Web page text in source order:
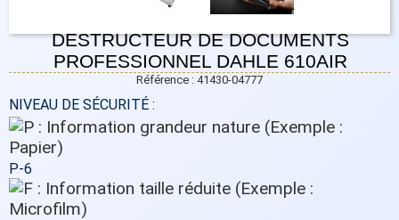
DESTRUCTEUR DE DOCUMENTS
PROFESSIONNEL DAHLE 610AIR
Référence : 41430-04777
NIVEAU DE SÉCURITÉ :
P-6